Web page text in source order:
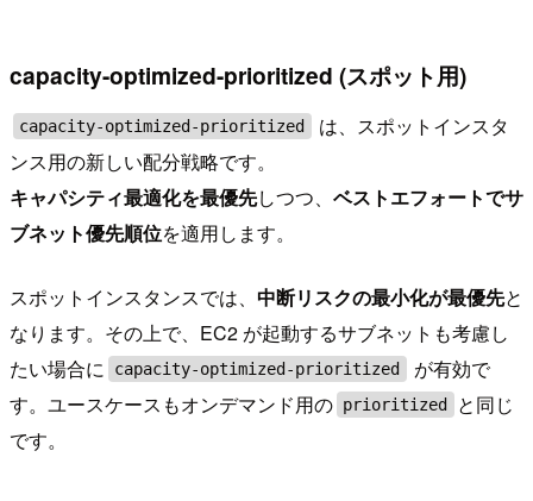
capacity-optimized-prioritized (スポット用)
capacity-optimized-prioritized
は、スポットインスタ
ンス用の新しい配分戦略です。
キャパシティ最適化を最優先しつつ、 ベストエフォートでサ
ブネット優先順位を適用します。
スポットインスタンスでは、 中断リスクの最小化が最優先と
なります。その上で、EC2 が起動するサブネットも考慮し
たい場合に
capacity-optimized-prioritized
が有効で
す。ユースケースもオンデマンド用の prioritized
と同じ
です。